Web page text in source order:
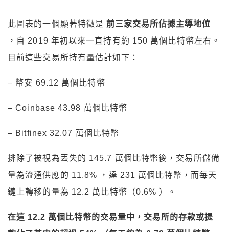
此圖表的一個顯著特徵是前三家交易所佔據主導地位
，自 2019 年初以來一直持有約 150 萬個比特幣左右。
目前這些交易所持有量估計如下：
– 幣安 69.12 萬個比特幣
– Coinbase 43.98 萬個比特幣
– Bitfinex 32.07 萬個比特幣
排除了被視為丟失的 145.7 萬個比特幣後，交易所儲備
量為流通供應的 11.8% ，達 231 萬個比特幣，而每天
鏈上轉移的量為 12.2 萬比特幣（0.6% ）。
在這 12.2 萬個比特幣的交易量中，交易所的存款或提